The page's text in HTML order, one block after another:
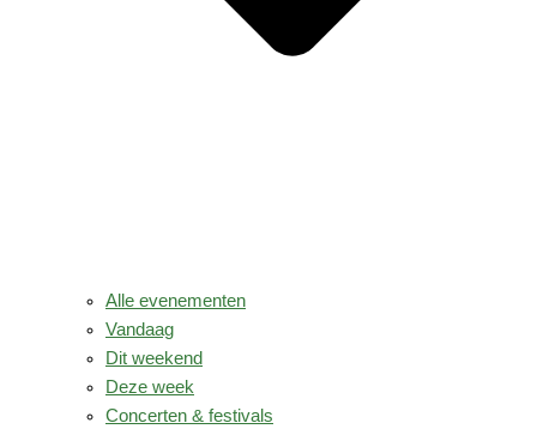
Alle evenementen
Vandaag
Dit weekend
Deze week
Concerten & festivals